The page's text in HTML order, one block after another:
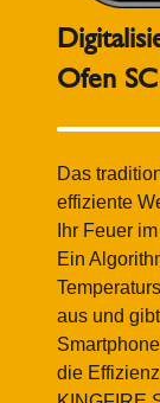
Ofen SC
Das
effiziente
Ihr Feuer
Ein
aus und
die